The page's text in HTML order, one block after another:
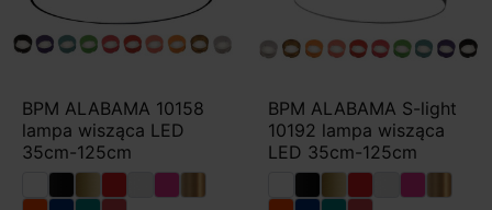
BPM ALABAMA 10158
lampa wisząca LED
35cm-125cm
BPM ALABAMA S-light
10192 lampa wisząca
LED 35cm-125cm